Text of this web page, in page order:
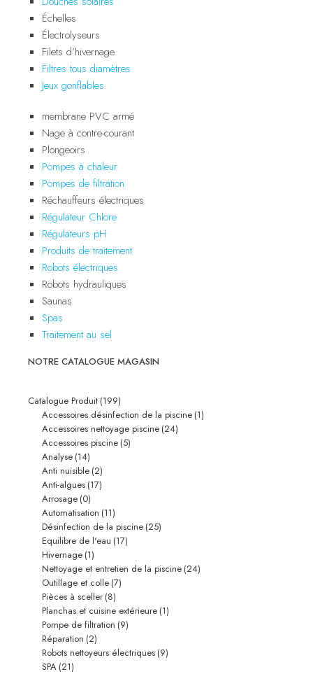
Échelles
Électrolyseurs
Filets d’hivernage
Filtres tous diamètres
Jeux gonflables
membrane PVC armé
Nage à contre-courant
Plongeoirs
Pompes à chaleur
Pompes de filtration
Réchauffeurs électriques
Régulateur Chlore
Régulateurs pH
Produits de traitement
Robots électriques
Robots hydrauliques
Saunas
Spas
Traitement au sel
NOTRE CATALOGUE MAGASIN
Catalogue Produit (199)
Accessoires désinfection de la piscine (1)
Accessoires nettoyage piscine (24)
Accessoires piscine (5)
Analyse (14)
Anti nuisible (2)
Anti-algues (17)
Arrosage (0)
Automatisation (11)
Désinfection de la piscine (25)
Equilibre de l'eau (17)
Hivernage (1)
Nettoyage et entretien de la piscine (24)
Outillage et colle (7)
Pièces à sceller (8)
Planchas et cuisine extérieure (1)
Pompe de filtration (9)
Réparation (2)
Robots nettoyeurs électriques (9)
SPA (21)